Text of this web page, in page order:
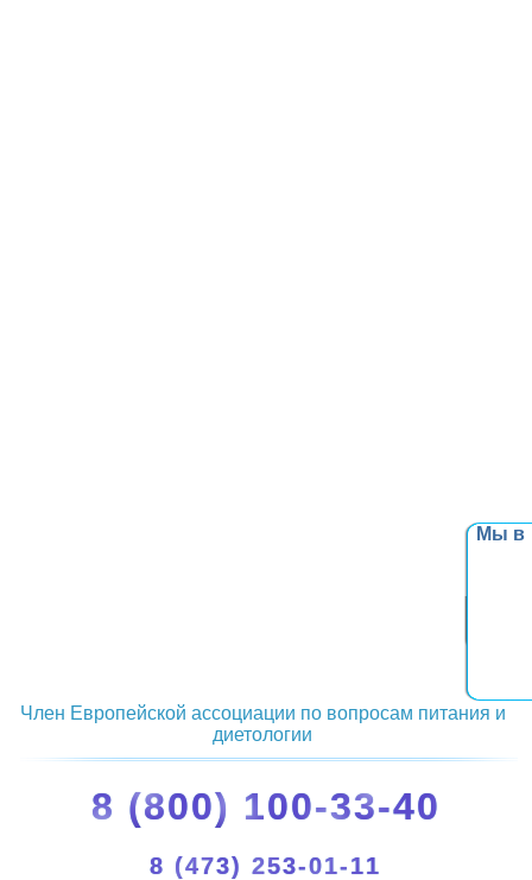
Мы в
Член Европейской ассоциации по вопросам питания и
диетологии
8 (800) 100-33-40
8 (473) 253-01-11